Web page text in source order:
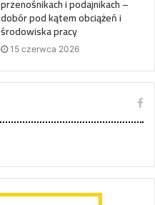
przenośnikach i podajnikach –
dobór pod kątem obciążeń i
środowiska pracy
15 czerwca 2026